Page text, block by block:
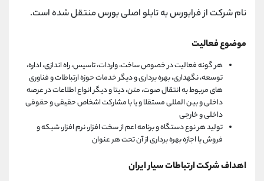
نام شرکت از فرابورس به تابلو اصلی بورس منتقل شده است.
موضوع فعالیت
هر گونه فعالیت در خصوص ساخت، واردات، تاسیس، راه اندازی، اداره،
توسعه، نگهداری، بهره برداری و دیگر خدمات حوزه ارتباطات و فناوری
های مربوط به انتقال صوت، متن، دیتا و دیگر انواع اطلاعات در عرصه
داخلی و بین المللی مستقلا و یا با مشارکت اشخاص حقیقی و حقوقی
داخلی و خارجی
تولید هر نوع دستگاه و برنامه اعم از سخت افزار، نرم افزار، شبکه و
فروش یا اجازه بهره برداری از آن تحت هر عنوان
اهداف شرکت ارتباطات سیار ایران